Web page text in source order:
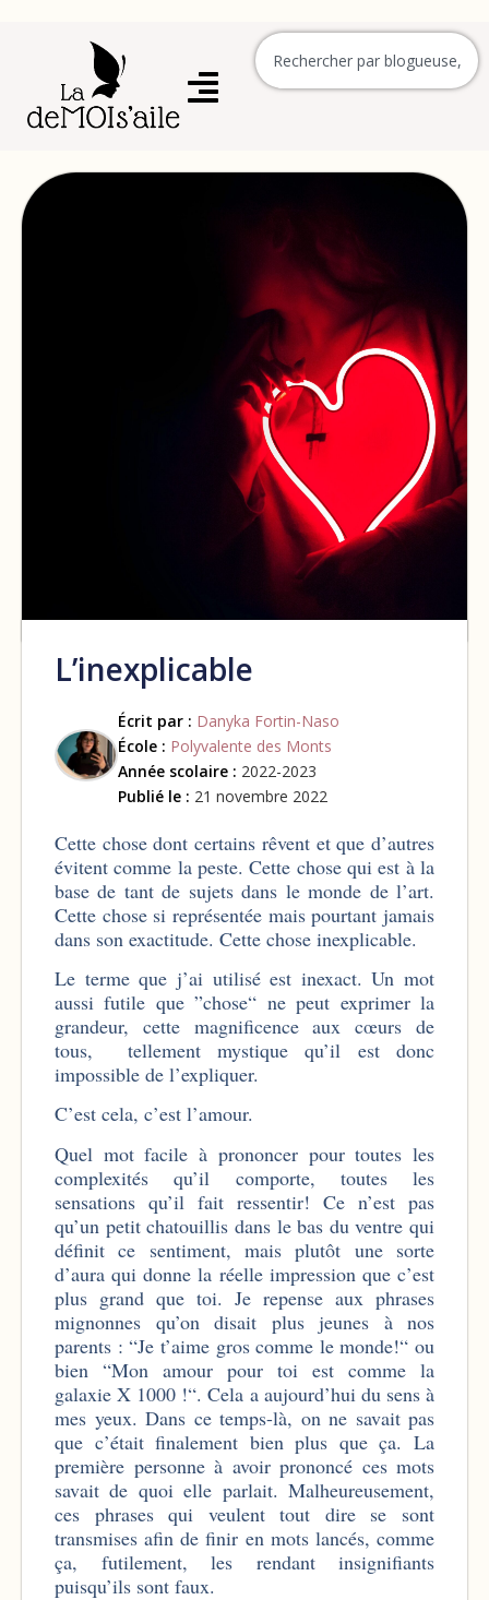
L’inexplicable
Écrit par : Danyka Fortin-Naso
École : Polyvalente des Monts
Année scolaire : 2022-2023
Publié le : 21 novembre 2022
Cette chose dont certains rêvent et que d’autres
évitent comme la peste. Cette chose qui est à la
base de tant de sujets dans le monde de l’art.
Cette chose si représentée mais pourtant jamais
dans son exactitude. Cette chose inexplicable.
Le terme que j’ai utilisé est inexact. Un mot
aussi futile que ”chose“ ne peut exprimer la
grandeur, cette magnificence aux cœurs de
tous, tellement mystique qu’il est donc
impossible de l’expliquer.
C’est cela, c’est l’amour.
Quel mot facile à prononcer pour toutes les
complexités qu’il comporte, toutes les
sensations qu’il fait ressentir! Ce n’est pas
qu’un petit chatouillis dans le bas du ventre qui
définit ce sentiment, mais plutôt une sorte
d’aura qui donne la réelle impression que c’est
plus grand que toi. Je repense aux phrases
mignonnes qu’on disait plus jeunes à nos
parents : “Je t’aime gros comme le monde!“ ou
bien “Mon amour pour toi est comme la
galaxie X 1000 !“. Cela a aujourd’hui du sens à
mes yeux. Dans ce temps-là, on ne savait pas
que c’était finalement bien plus que ça. La
première personne à avoir prononcé ces mots
savait de quoi elle parlait. Malheureusement,
ces phrases qui veulent tout dire se sont
transmises afin de finir en mots lancés, comme
ça, futilement, les rendant insignifiants
puisqu’ils sont faux.